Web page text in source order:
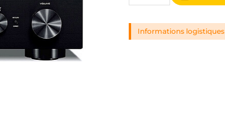
Informations logistiques